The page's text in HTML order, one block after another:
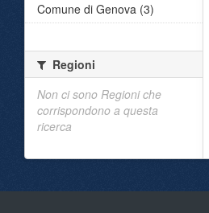
Comune di Genova (3)
Regioni
Non ci sono Regioni che
corrispondono a questa
ricerca